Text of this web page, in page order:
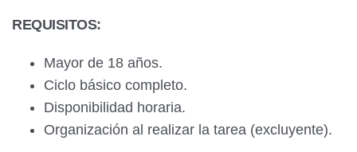
REQUISITOS:
Mayor de 18 años.
Ciclo básico completo.
Disponibilidad horaria.
Organización al realizar la tarea (excluyente).